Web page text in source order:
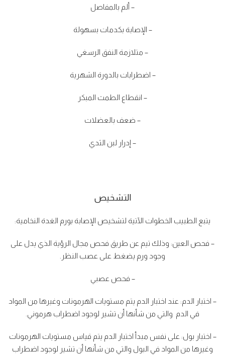
– ألم بالمفاصل
– الإصابة بكدمات بسهولة
– متلازمة النفق الرسغي
– اضطرابات بالدورة الشهرية
– انقطاع الطمث المبكر
– ضعف بالعضلات
– إدرار لبن الثدي
التشخيص
يتبع الطبيب الخطوات الآتية لتشخيص الإصابة بورم الغدة النخامية:
– فحص العين: وذلك تيم عن طريق فحص مجال الرؤية الذي يدل على
وجود ورم يضغط على عصب النظر.
– فحص عصبي
– اختبار الدم: عند اختبار الدم يتم مستويات الهرمونات وغيرها من المواد
في الدم والتي من شأنها أن تشير لوجود اضطراب هرموني.
– اختبار بول: على نفس مبدأ اختبار الدم يتم قياس مستويات الهرمونات
وغيرها من المواد في البول والتي من شأنها أن تشير لوجود اضطراب